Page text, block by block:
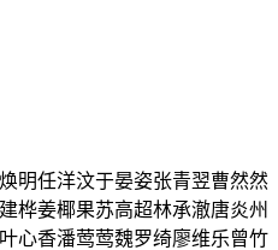
明任洋汶于晏姿张青翌曹然然
桦姜椰果苏高超林承澈唐炎州
叶心香潘莺莺魏罗绮廖维乐曾竹